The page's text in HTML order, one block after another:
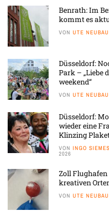
Benrath: Im
kommt es
VON UTE
Düsseldorf:
Park – „Liebe
weekend“
VON UTE
Düsseldorf:
wieder eine
Klinzing
VON INGO
2026
Zoll
kreativen
VON UTE